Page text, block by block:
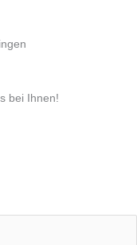
bei Ihnen!